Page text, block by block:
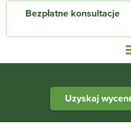
Bezpłatne konsultacje
Uzyskaj